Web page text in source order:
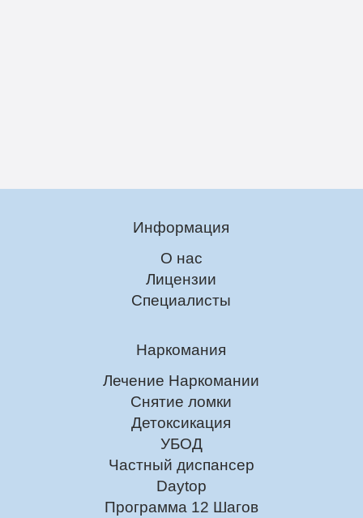
Информация
О нас
Лицензии
Специалисты
Наркомания
Лечение Наркомании
Снятие ломки
Детоксикация
УБОД
Частный диспансер
Daytop
Программа 12 Шагов